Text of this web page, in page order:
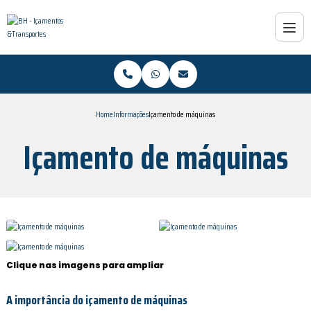
HomeInformaçõesIçamento de máquinas
Içamento de máquinas
Clique nas imagens para ampliar
A importância doiçamento de máquinas